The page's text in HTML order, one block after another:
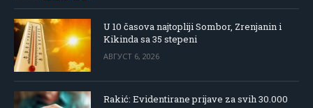
U 10 časova najtopliji Sombor, Zrenjanin i
Kikinda sa 35 stepeni
АВГУСТ 6, 2026
Rakić: Evidentirane prijave za svih 30.000